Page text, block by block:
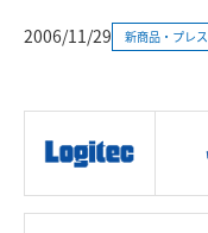
2006/11/29 新商品・プレ